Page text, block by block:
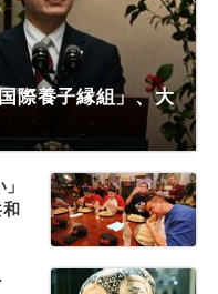
際養子縁組」、大